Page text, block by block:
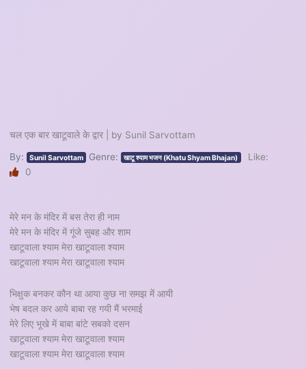
चल एक बार खाटूवाले के द्वार | by Sunil Sarvottam
By: Sunil Sarvottam Genre: खाटू श्याम भजन (Khatu Shyam Bhajan)
Like:
0
मेरे मन के मंदिर में बस तेरा ही नाम
मेरे मन के मंदिर में गूंजे सुबह और शाम
खाटूवाला श्याम मेरा खाटूवाला श्याम
खाटूवाला श्याम मेरा खाटूवाला श्याम
भिक्षुक बनकर कौन था आया कुछ ना समझ में आयी
भेष बदल कर आये बाबा रह गयी मैं भरमाई
मेरे लिए भूखे में बाबा बांटे सबको दसन
खाटूवाला श्याम मेरा खाटूवाला श्याम
खाटूवाला श्याम मेरा खाटूवाला श्याम